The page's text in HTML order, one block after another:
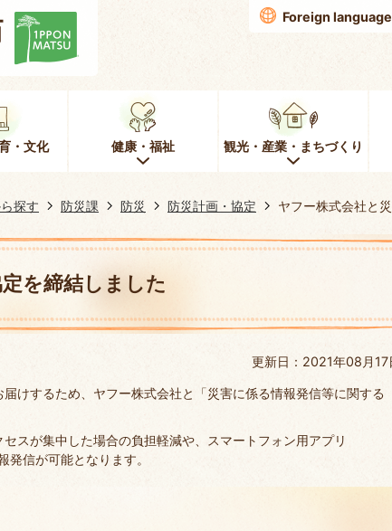
Foreign language
・文化 健康・福祉 観光・産業・まちづくり
探す 防災課 防災 防災計画・協定 ヤフー株式会社と
を締結しました
更新日：2021年08月17
けするため、ヤフー株式会社と「災害に係る情報発信等に関する
スが集中した場合の負担軽減や、スマートフォン用アプリ
発信が可能となります。